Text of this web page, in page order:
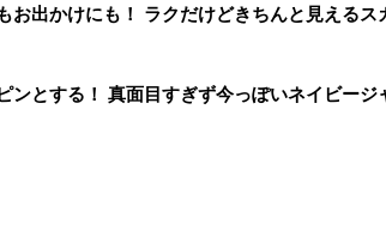
お出かけにも！ ラクだけどきちんと見えるス
ンとする！ 真面目すぎず今っぽいネイビージ